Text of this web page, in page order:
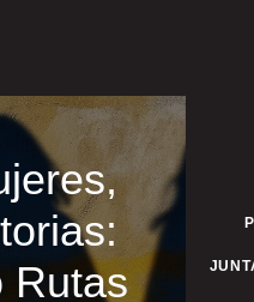
Rutas